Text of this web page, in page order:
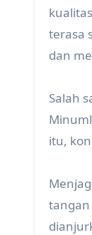
terasa
dan
Salah
itu,
tangan